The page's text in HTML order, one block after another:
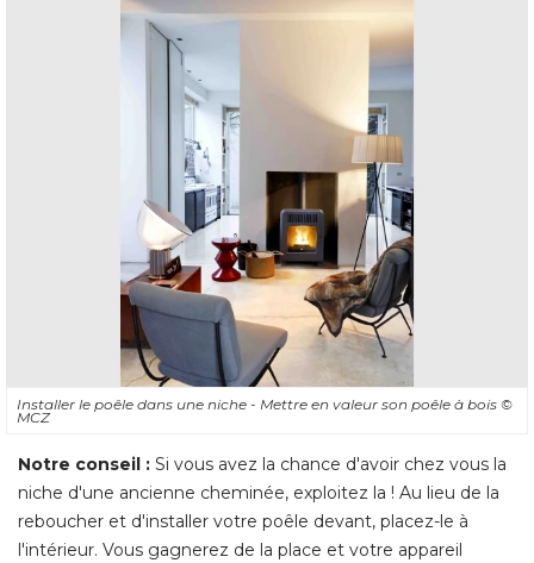
Installer le poêle dans une niche - Mettre en valeur son poêle à bois ©
MCZ
Notre conseil : Si vous avez la chance d'avoir chez vous la
niche d'une ancienne cheminée, exploitez la ! Au lieu de la
reboucher et d'installer votre poêle devant, placez-le à
l'intérieur. Vous gagnerez de la place et votre appareil